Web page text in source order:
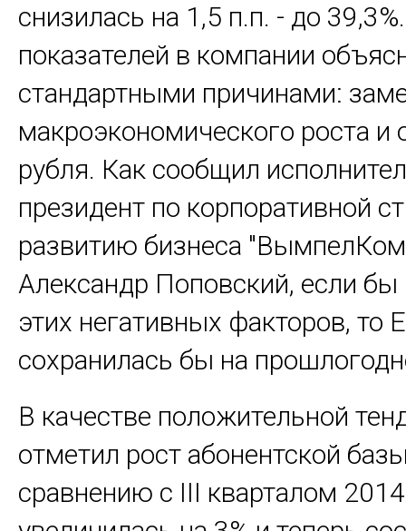
снизилась на 1,5 п.п. - до
показателей в компании
стандартными причинами:
макроэкономического роста и
рубля. Как сообщил
президент по корпоративной
развитию бизнеса
Александр Поповский, если
этих негативных факторов, то
сохранилась бы на
В качестве положительной
отметил рост абонентской
сравнению с III кварталом